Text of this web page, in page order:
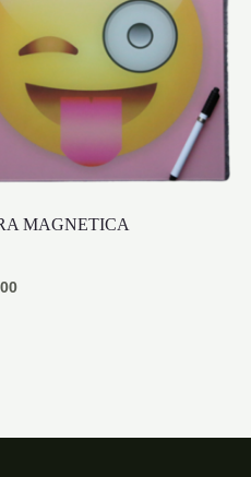
MAGNETICA